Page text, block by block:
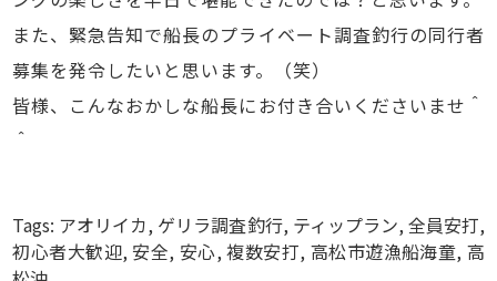
また、緊急告知で船長のプライベート調査釣行の同行者
募集を発令したいと思います。（笑）
皆様、こんなおかしな船長にお付き合いくださいませ＾
＾
Tags: アオリイカ, ゲリラ調査釣行, ティップラン,全員安打,
初心者大歓迎, 安全, 安心,複数安打, 高松市遊漁船海童, 高